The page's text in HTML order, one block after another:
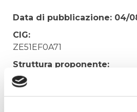
Data di pubblicazione: 04/
CIG:
ZE51EF0A71
Struttura proponente:
'Irisacqua srl P.I./C.F.
Tecnico